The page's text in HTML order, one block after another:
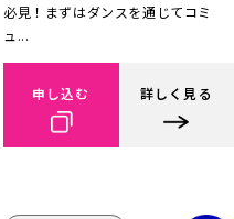
必見！まずはダンスを通じてコミ
ュ...
申し込む 詳しく見る